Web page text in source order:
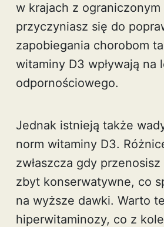
w krajach z
przyczyniasz się do
zapobiegania chorobom
witaminy D3 wpływają na
odpornościowego.
Jednak istnieją także
norm witaminy D3.
zwłaszcza gdy
zbyt konserwatywne, co
na wyższe dawki. Warto
hiperwitaminozy, co z